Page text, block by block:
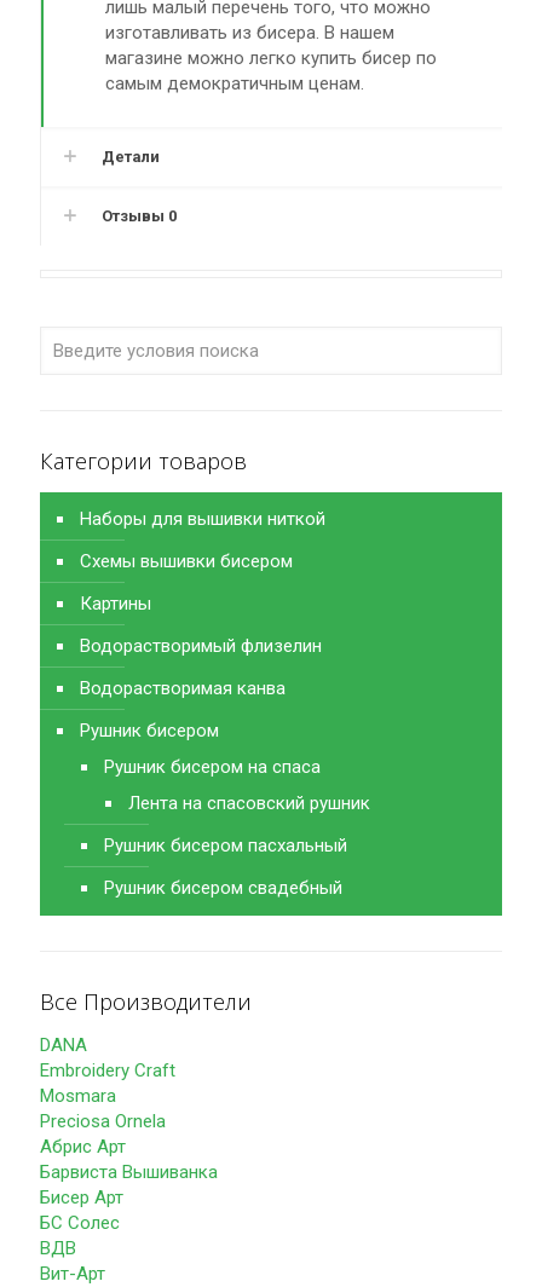
лишь малый перечень того, что можно
изготавливать из бисера. В нашем
магазине можно легко купить бисер по
самым демократичным ценам.
Детали
Отзывы 0
Категории товаров
Наборы для вышивки ниткой
Схемы вышивки бисером
Картины
Водорастворимый флизелин
Водорастворимая канва
Рушник бисером
Рушник бисером на спаса
Лента на спасовский рушник
Рушник бисером пасхальный
Рушник бисером свадебный
Все Производители
DANA
Embroidery Craft
Mosmara
Preciosa Ornela
Абрис Арт
Барвиста Вышиванка
Бисер Арт
БС Солес
ВДВ
Вит-Арт